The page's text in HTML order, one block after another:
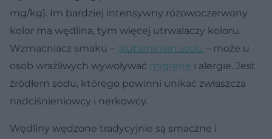
mg/kg). Im bardziej intensywny różowoczerwony
kolor ma wędlina, tym więcej utrwalaczy koloru.
Wzmacniacz smaku – glutaminian sodu – może u
osób wrażliwych wywoływać migrenę i alergie. Jest
źródłem sodu, którego powinni unikać zwłaszcza
nadciśnieniowcy i nerkowcy.
Wędliny wędzone tradycyjnie są smaczne i